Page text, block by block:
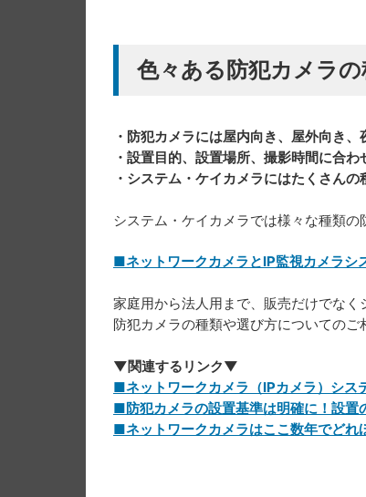
色々ある防犯カメラ
・防犯カメラには屋内向き、屋外向き
・設置目的、設置場所、撮影時間に合わ
・システム・ケイカメラにはたくさん
システム・ケイカメラでは様々な種類の
■ネットワークカメラとIP監視カメラシ
家庭用から法人用まで、販売だけでな
防犯カメラの種類や選び方についての
▼関連するリンク▼
■ネットワークカメラ（IPカメラ）シス
■防犯カメラの設置基準は明確に！設置
■ネットワークカメラはここ数年でどれ